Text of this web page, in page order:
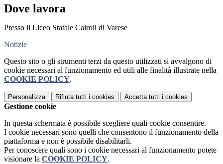
Dove lavora
Presso il Liceo Statale Cairoli di Varese
Notizie
Questo sito o gli strumenti terzi da questo utilizzati si avvalgono di
cookie necessari al funzionamento ed utili alle finalità illustrate nella
COOKIE POLICY.
Personalizza Rifiuta tutti i cookies Accetta tutti i cookies
Gestione cookie
In questa schermata è possibile scegliere quali cookie consentire.
I cookie necessari sono quelli che consentono il funzionamento della
piattaforma e non è possibile disabilitarli.
Per conoscere quali sono i cookie necessari al funzionamento potete
visionare la COOKIE POLICY.